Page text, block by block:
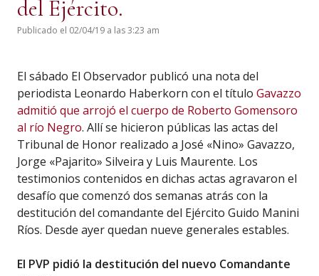
del Ejército.
Publicado el 02/04/19 a las 3:23 am
El sábado El Observador publicó una nota del
periodista Leonardo Haberkorn con el título Gavazzo
admitió que arrojó el cuerpo de Roberto Gomensoro
al río Negro. Allí se hicieron públicas las actas del
Tribunal de Honor realizado a José «Nino» Gavazzo,
Jorge «Pajarito» Silveira y Luis Maurente. Los
testimonios contenidos en dichas actas agravaron el
desafío que comenzó dos semanas atrás con la
destitución del comandante del Ejército Guido Manini
Ríos. Desde ayer quedan nueve generales estables.
El PVP pidió la destitución del nuevo Comandante